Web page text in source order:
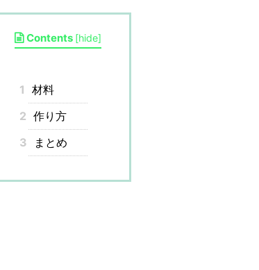
Contents [hide]
1 材料
2 作り方
3
まとめ